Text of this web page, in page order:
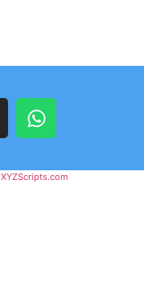
XYZScripts.com